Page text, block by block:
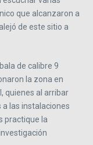
que alcanzaron a
de este sitio a
de calibre 9
la zona en
quienes al arribar
las instalaciones
practique la